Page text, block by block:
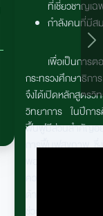
ที่เชี่ยวชาญเฉ
กำลังคนที่มีส
เพื่อเป็นการ
กระทรวงศึกษาธิกา
จึงได้เปิดหลักสู
วิทยาการ ในปีกา
ฟื้นฟูมีส่วนสำคัญอ
การฟื้นฟูสุขภาพ